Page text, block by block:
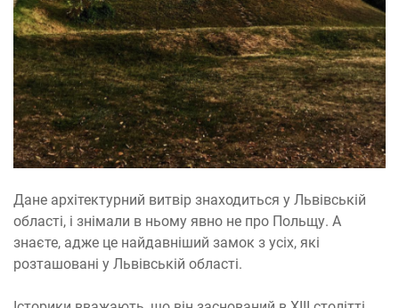
Дане архітектурний витвір знаходиться у Львівській
області, і знімали в ньому явно не про Польщу. А
знаєте, адже це найдавніший замок з усіх, які
розташовані у Львівській області.